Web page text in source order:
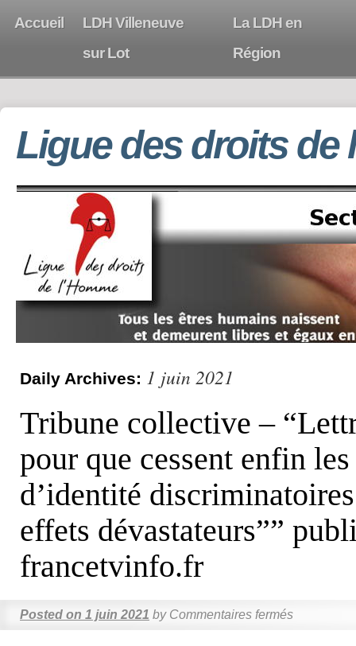
Accueil
LDH Villeneuve
sur Lot
La LDH en
Région
Ligue des droits de
Daily Archives: 1 juin 2021
Tribune collective –
pour que cessent enfin
d’identité
effets dévastateurs””
francetvinfo.fr
Posted on 1 juin 2021 by Commentaires fermés